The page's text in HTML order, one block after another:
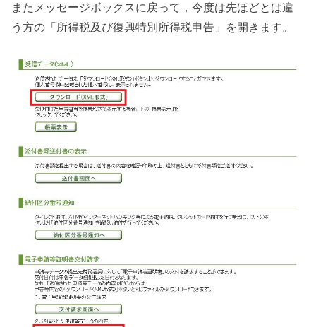
またメッセージボックスに戻って，今度は先ほどとは違
う方の「所得税及び復興特別所得税申告」を開きます。